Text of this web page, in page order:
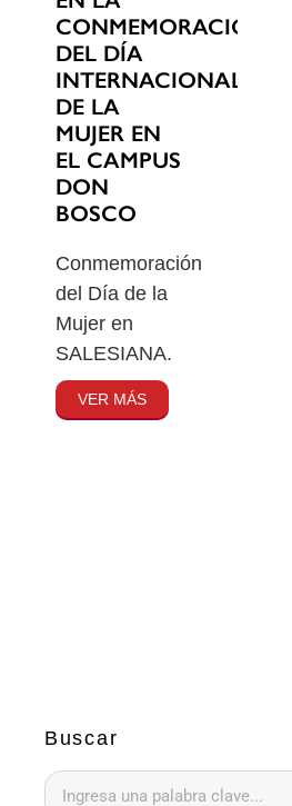
Buscar
CONMEMORACIÓN
DEL DÍA
INTERNACIONAL
DE LA
MUJER EN
EL CAMPUS
DON
BOSCO
Conmemoración
del Día de la
Mujer en
SALESIANA.
VER MÁS